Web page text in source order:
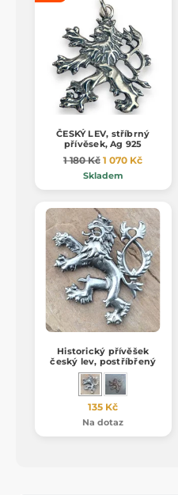
ČESKÝ LEV, stříbrný
přívěsek, Ag 925
1 180 Kč 1 070 Kč
Skladem
Historický přívěšek
český lev, postříbřený
135 Kč
Na dotaz